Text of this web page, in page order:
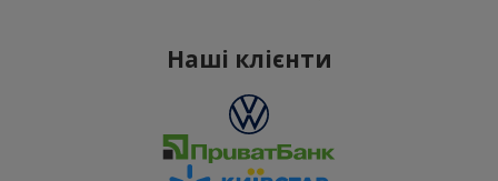
Наші клієнти